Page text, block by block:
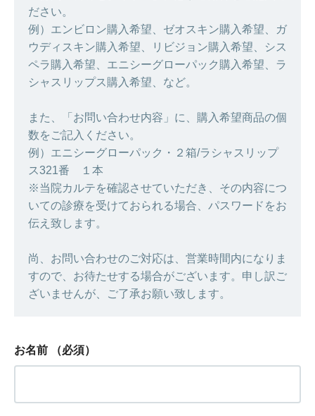
ださい。
例）エンビロン購入希望、ゼオスキン購入希望、ガ
ウディスキン購入希望、リビジョン購入希望、シス
ペラ購入希望、エニシーグローパック購入希望、ラ
シャスリップス購入希望、など。
また、「お問い合わせ内容」に、購入希望商品の個
数をご記入ください。
例）エニシーグローパック・２箱/ラシャスリップ
ス321番 １本
※当院カルテを確認させていただき、その内容につ
いての診療を受けておられる場合、パスワードをお
伝え致します。
尚、お問い合わせのご対応は、営業時間内になりま
すので、お待たせする場合がございます。申し訳ご
ざいませんが、ご了承お願い致します。
お名前 （必須）